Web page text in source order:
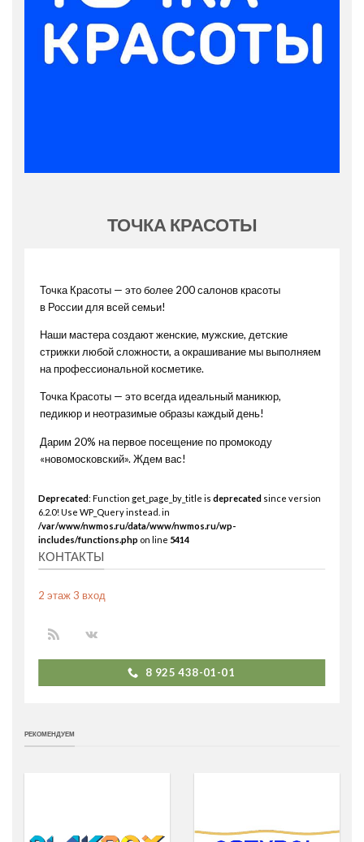
ТОЧКА КРАСОТЫ
Точка Красоты — это более 200 салонов красоты
в России для всей семьи!
Наши мастера создают женские, мужские, детские
стрижки любой сложности, а окрашивание мы выполняем
на профессиональной косметике.
Точка Красоты — это всегда идеальный маникюр,
педикюр и неотразимые образы каждый день!
Дарим 20% на первое посещение по промокоду
«новомосковский». Ждем вас!
Deprecated: Function get_page_by_title isdeprecated since version
6.2.0! Use WP_Query instead. in
/var/www/nwmos.ru/data/www/nwmos.ru/wp-
includes/functions.php on line 5414
КОНТАКТЫ
2 этаж 3 вход
8 925 438-01-01
РЕКОМЕНДУЕМ